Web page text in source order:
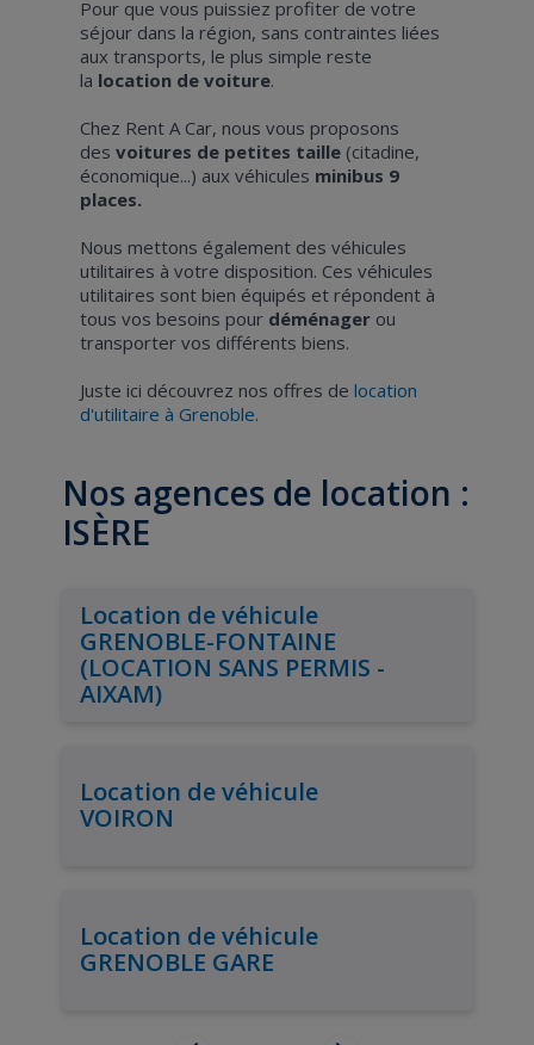
Pour que vous puissiez profiter de votre
séjour dans la région, sans contraintes liées
aux transports, le plus simple reste
la location de voiture.
Chez Rent A Car, nous vous proposons
des voitures de petites taille(citadine,
économique...) aux véhicules minibus 9
places.
Nous mettons également des véhicules
utilitaires à votre disposition. Ces véhicules
utilitaires sont bien équipés et répondent à
tous vos besoins pour déménagerou
transporter vos différents biens.
Juste ici découvrez nos offres de location
d'utilitaire à Grenoble.
Nos agences de location :
ISÈRE
Location de véhicule
GRENOBLE-FONTAINE
(LOCATION SANS PERMIS -
AIXAM)
Location de véhicule
VOIRON
Location de véhicule
GRENOBLE GARE